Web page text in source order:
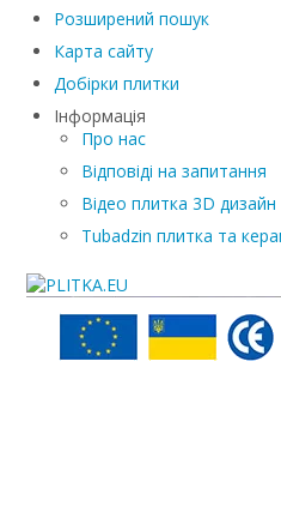
Розширений пошук
Карта сайту
Добірки плитки
Інформація
Про нас
Відповіді на запитання
Відео плитка 3D дизайн
Tubadzin плитка та